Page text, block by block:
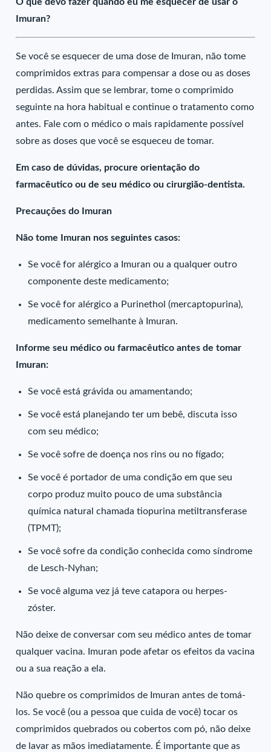
Imuran?
Se você se esquecer de uma dose de Imuran, não tome
comprimidos extras para compensar a dose ou as doses
perdidas. Assim que se lembrar, tome o comprimido
seguinte na hora habitual e continue o tratamento como
antes. Fale com o médico o mais rapidamente possível
sobre as doses que você se esqueceu de tomar.
Em caso de dúvidas, procure orientação do
farmacêutico ou de seu médico ou cirurgião-dentista.
Precauções do Imuran
Não tome Imuran nos seguintes casos:
Se você for alérgico a Imuran ou a qualquer outro
componente deste medicamento;
Se você for alérgico a Purinethol (mercaptopurina),
medicamento semelhante à Imuran.
Informe seu médico ou farmacêutico antes de tomar
Imuran:
Se você está grávida ou amamentando;
Se você está planejando ter um bebê, discuta isso
com seu médico;
Se você sofre de doença nos rins ou no fígado;
Se você é portador de uma condição em que seu
corpo produz muito pouco de uma substância
química natural chamada tiopurina metiltransferase
(TPMT);
Se você sofre da condição conhecida como síndrome
de Lesch-Nyhan;
Se você alguma vez já teve catapora ou herpes-
zóster.
Não deixe de conversar com seu médico antes de tomar
qualquer vacina. Imuran pode afetar os efeitos da vacina
ou a sua reação a ela.
Não quebre os comprimidos de Imuran antes de tomá-
los. Se você (ou a pessoa que cuida de você) tocar os
comprimidos quebrados ou cobertos com pó, não deixe
de lavar as mãos imediatamente. É importante que as